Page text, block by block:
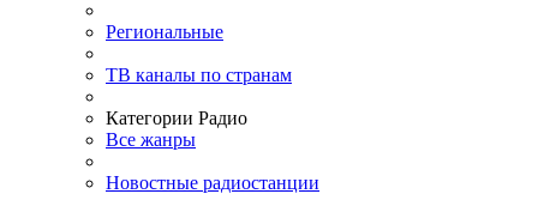
Региональные
ТВ каналы по странам
Категории Радио
Все жанры
Новостные радиостанции